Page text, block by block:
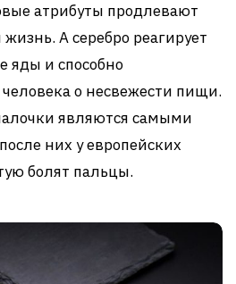
атрибуты продлевают
А серебро реагирует
яды и способно
о несвежести пищи.
являются самыми
них у европейских
болят пальцы.